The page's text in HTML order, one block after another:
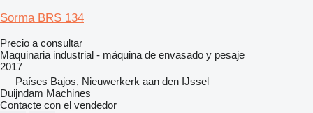
Sorma BRS 134
Precio a consultar
Maquinaria industrial - máquina de envasado y pesaje
2017
Países Bajos, Nieuwerkerk aan den IJssel
Duijndam Machines
Contacte con el vendedor